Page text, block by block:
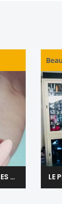
MIMI SPECIALITE GEL ONGLES ET MAQUILLAGE - KAIROUAN